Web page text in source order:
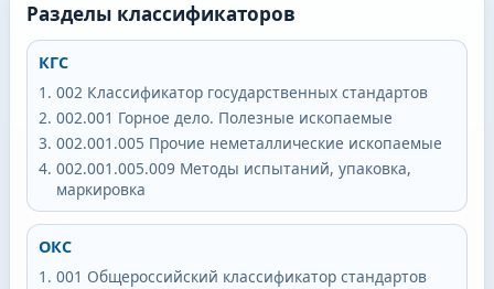
Разделы классификаторов
КГС
002 Классификатор государственных стандартов
002.001 Горное дело. Полезные ископаемые
002.001.005 Прочие неметаллические ископаемые
002.001.005.009 Методы испытаний, упаковка,
маркировка
ОКС
001 Общероссийский классификатор стандартов